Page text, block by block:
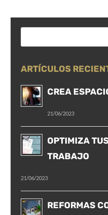
ARTÍCULOS
CREA
21/06/2023
OPTIMIZA
TRABAJO
21/06/2023
REFORMAS